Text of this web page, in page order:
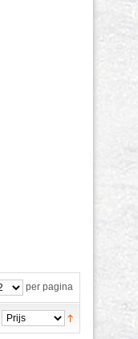
per pagina